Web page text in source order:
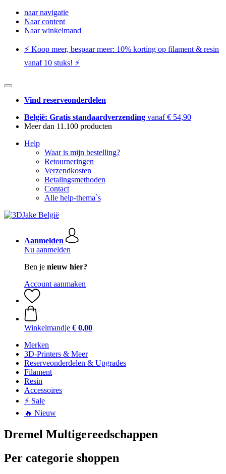
naar navigatie
Naar content
Naar winkelmand
⚡️ Koop meer, bespaar meer: ​​10% korting op filament & resin
vanaf 10 stuks! ⚡️
Vind reserveonderdelen
België: Gratis standaardverzending vanaf € 54,90
Meer dan 11.100 producten
Help
Waar is mijn bestelling?
Retourneringen
Verzendkosten
Betalingsmethoden
Contact
Alle help-thema`s
Aanmelden
Nu aanmelden
Ben je nieuw hier?
Account aanmaken
Winkelmandje € 0,00
Merken
3D-Printers & Meer
Reserveonderdelen & Upgrades
Filament
Resin
Accessoires
⚡ Sale
🔥 Nieuw
Dremel Multigereedschappen
Per categorie shoppen